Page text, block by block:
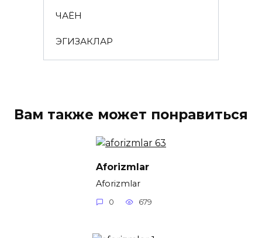
ЧАЁН
ЭГИЗАКЛАР
Вам также может понравиться
Aforizmlar
Aforizmlar
0 679